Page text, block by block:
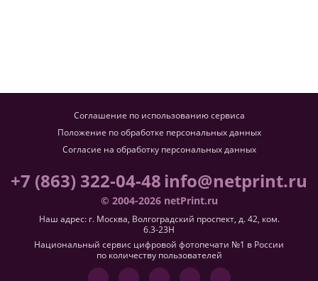
Соглашение по использованию сервиса
Положение по обработке персональных данных
Согласие на обработку персональных данных
+7 (863) 322-04-48info@netprint.ru
© 2004-2026 netPrint.ru
Наш адрес: г. Москва, Волгоградский проспект, д. 42, ком.
6.3-23H
Национальный сервис цифровой фотопечати №1 в России
по количеству пользователей